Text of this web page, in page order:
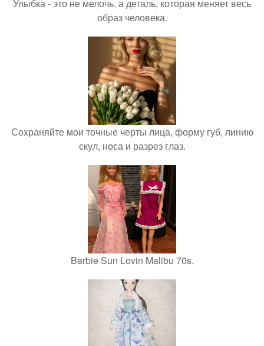
Улыбка - это не мелочь, а деталь, которая меняет весь
образ человека.
Сохраняйте мои точные черты лица, форму губ, линию
скул, носа и разрез глаз.
Barbie Sun Lovin Malibu 70s.